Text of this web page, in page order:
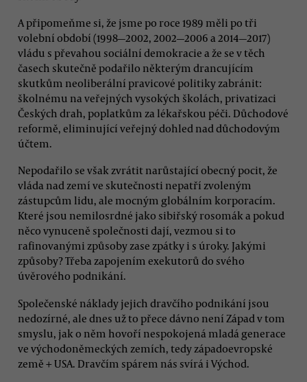
A připomeňme si, že jsme po roce 1989 měli po tři
volební období (1998—2002, 2002—2006 a 2014—2017)
vládu s převahou sociální demokracie a že se v těch
časech skutečně podařilo některým drancujícím
skutkům neoliberální pravicové politiky zabránit:
školnému na veřejných vysokých školách, privatizaci
Českých drah, poplatkům za lékařskou péči. Důchodové
reformě, eliminující veřejný dohled nad důchodovým
účtem.
Nepodařilo se však zvrátit narůstající obecný pocit, že
vláda nad zemí ve skutečnosti nepatří zvoleným
zástupcům lidu, ale mocným globálním korporacím.
Které jsou nemilosrdné jako sibiřský rosomák a pokud
něco vynuceně společnosti dají, vezmou si to
rafinovanými způsoby zase zpátky i s úroky. Jakými
způsoby? Třeba zapojením exekutorů do svého
úvěrového podnikání.
Společenské náklady jejich dravčího podnikání jsou
nedozírné, ale dnes už to přece dávno není Západ v tom
smyslu, jak o něm hovoří nespokojená mladá generace
ve východoněmeckých zemích, tedy západoevropské
země + USA. Dravčím spárem nás svírá i Východ.